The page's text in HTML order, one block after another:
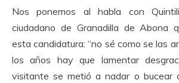
Nos ponemos al habla con
ciudadano de Granadilla de Abona
esta candidatura: “no sé como se las
los años hay que lamentar
visitante se metió a nadar o bucear